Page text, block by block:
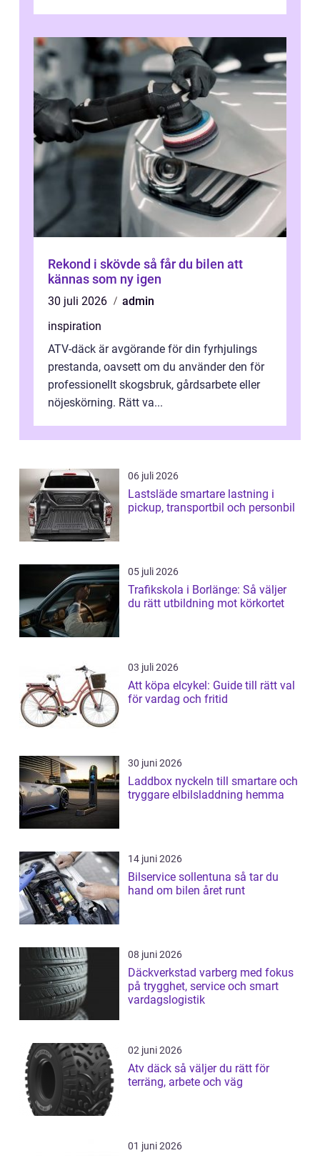
Rekond i skövde så får du bilen att
kännas som ny igen
30 juli 2026
admin
inspiration
ATV-däck är avgörande för din fyrhjulings
prestanda, oavsett om du använder den för
professionellt skogsbruk, gårdsarbete eller
nöjeskörning. Rätt va...
06 juli 2026
Lastsläde smartare lastning i
pickup, transportbil och personbil
05 juli 2026
Trafikskola i Borlänge: Så väljer
du rätt utbildning mot körkortet
03 juli 2026
Att köpa elcykel: Guide till rätt val
för vardag och fritid
30 juni 2026
Laddbox nyckeln till smartare och
tryggare elbilsladdning hemma
14 juni 2026
Bilservice sollentuna så tar du
hand om bilen året runt
08 juni 2026
Däckverkstad varberg med fokus
på trygghet, service och smart
vardagslogistik
02 juni 2026
Atv däck så väljer du rätt för
terräng, arbete och väg
01 juni 2026